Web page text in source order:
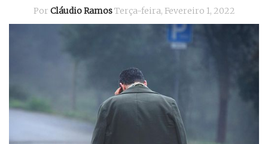
Por Cláudio RamosTerça-feira, Fevereiro 1, 2022